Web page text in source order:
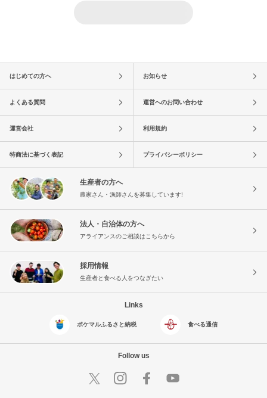
はじめての方へ お知らせ
よくある質問 運営へのお問い合わせ
運営会社 利用規約
特商法に基づく表記 プライバシーポリシー
生産者の方へ
農家さん・漁師さんを募集しています!
法人・自治体の方へ
アライアンスのご相談はこちらから
採用情報
生産者と食べる人をつなぎたい
Links
ポケマルふるさと納税 食べる通信
Follow us